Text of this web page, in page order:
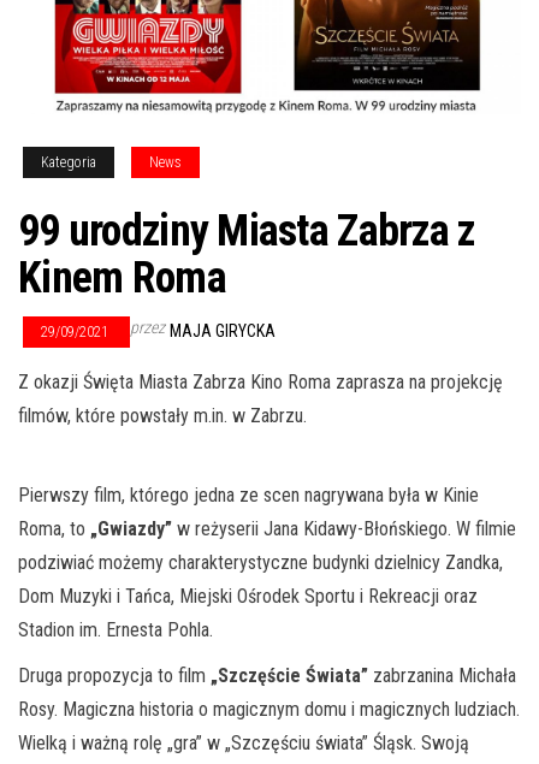
Kategoria News
99 urodziny Miasta Zabrza z
Kinem Roma
29/09/2021 przez MAJA GIRYCKA
Z okazji Święta Miasta Zabrza Kino Roma zaprasza na projekcję
filmów, które powstały m.in. w Zabrzu.
Pierwszy film, którego jedna ze scen nagrywana była w Kinie
Roma, to „Gwiazdy” w reżyserii Jana Kidawy-Błońskiego. W filmie
podziwiać możemy charakterystyczne budynki dzielnicy Zandka,
Dom Muzyki i Tańca, Miejski Ośrodek Sportu i Rekreacji oraz
Stadion im. Ernesta Pohla.
Druga propozycja to film „Szczęście Świata” zabrzanina Michała
Rosy. Magiczna historia o magicznym domu i magicznych ludziach.
Wielką i ważną rolę „gra” w „Szczęściu świata” Śląsk. Swoją